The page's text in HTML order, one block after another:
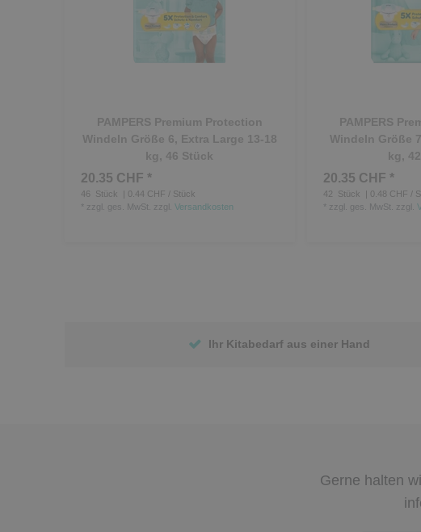
PAMPERS Premium Protection
Windeln Größe 6, Extra Large 13-18
kg, 46 Stück
20.35 CHF *
46 Stück
| 0.44 CHF / Stück
zzgl. ges. MwSt. zzgl. Versandkosten
PAMPERS
Windeln Größe
kg,
20.35 CHF *
42 Stück
| 0.48 CHF /
zzgl. ges. MwSt. zzgl.
Ihr Kitabedarf aus einer Hand
Gerne halten